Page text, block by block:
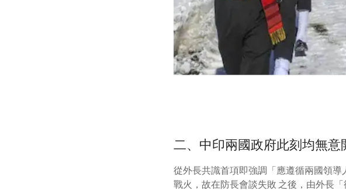
二、中印兩國政府此刻均無意
從外長共識首項即強調「應遵循兩國領
戰火，故在防長會談失敗 之後，由外長